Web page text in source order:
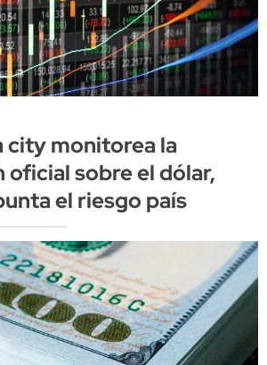
city monitorea la
sobre el dólar,
el riesgo país